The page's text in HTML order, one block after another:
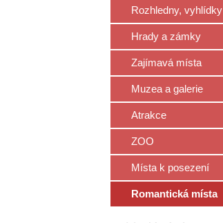
Rozhledny, vyhlídky
Hrady a zámky
Zajímavá místa
Muzea a galerie
Atrakce
ZOO
Místa k posezení
Romantická místa